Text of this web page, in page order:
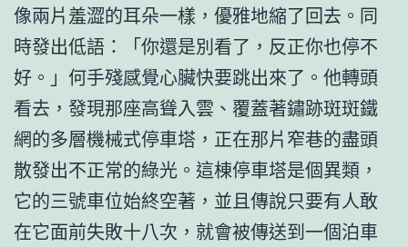
像兩片羞澀的耳朵一樣，優雅地縮了回去。同
時發出低語：「你還是別看了，反正你也停不
好。」何手殘感覺心臟快要跳出來了。他轉頭
看去，發現那座高聳入雲、覆蓋著鏽跡斑斑鐵
網的多層機械式停車塔，正在那片窄巷的盡頭
散發出不正常的綠光。這棟停車塔是個異類，
它的三號車位始終空著，並且傳說只要有人敢
在它面前失敗十八次，就會被傳送到一個泊車